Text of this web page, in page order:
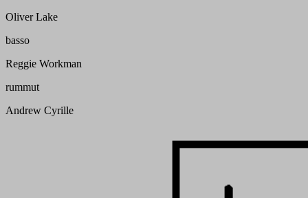
Oliver Lake
basso
Reggie Workman
rummut
Andrew Cyrille